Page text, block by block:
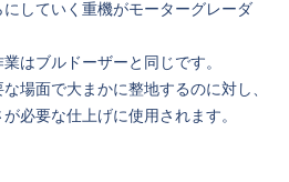
していく重機がモーターグレーダ
はブルドーザーと同じです。
場面で大まかに整地するのに対し、
必要な仕上げに使用されます。